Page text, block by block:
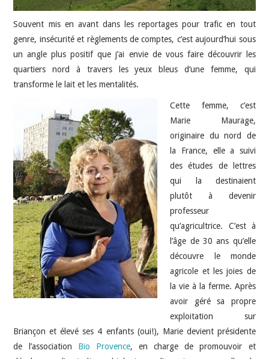
Souvent mis en avant dans les reportages pour trafic en tout
genre, insécurité et règlements de comptes, c’est aujourd’hui sous
un angle plus positif que j’ai envie de vous faire découvrir les
quartiers nord à travers les yeux bleus d’une femme, qui
transforme le lait et les mentalités.
Cette femme, c’est
Marie Maurage,
originaire du nord de
la France, elle a suivi
des études de lettres
qui la destinaient
plutôt à devenir
professeur
qu’agricultrice. C’est à
l’âge de 30 ans qu’elle
découvre le monde
agricole et les joies de
la vie à la ferme. Après
avoir géré sa propre
exploitation sur
Briançon et élevé ses 4 enfants (oui!), Marie devient présidente
de l’association Bio Provence, en charge de promouvoir et